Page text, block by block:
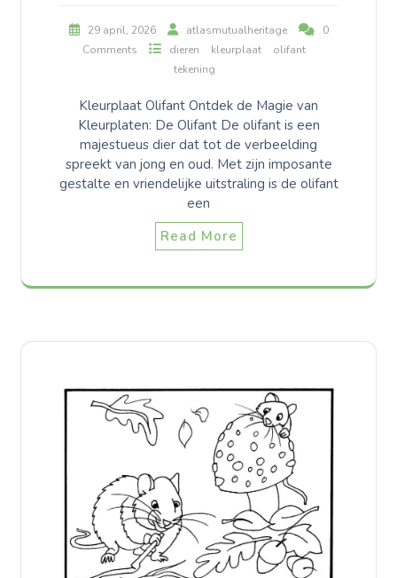
29 april, 2026 atlasmutualheritage
0
Comments
dieren kleurplaat
olifant
tekening
Kleurplaat Olifant Ontdek de Magie van
Kleurplaten: De Olifant De olifant is een
majestueus dier dat tot de verbeelding
spreekt van jong en oud. Met zijn imposante
gestalte en vriendelijke uitstraling is de olifant
een
Read More